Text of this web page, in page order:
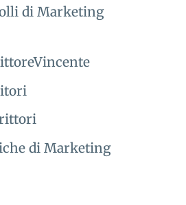
di Marketing
di Marketing